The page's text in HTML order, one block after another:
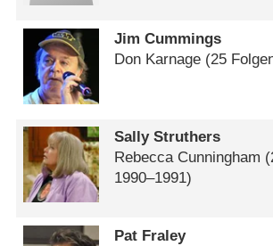
Jim Cummings
Don Karnage (25
Sally Struthers
Rebecca Cunningham
1990⁠–⁠1991)
Pat Fraley